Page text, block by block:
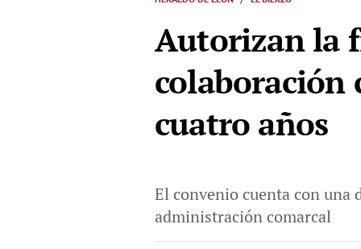
Autorizan la
colaboración
cuatro años
El convenio cuenta con una
administración comarcal